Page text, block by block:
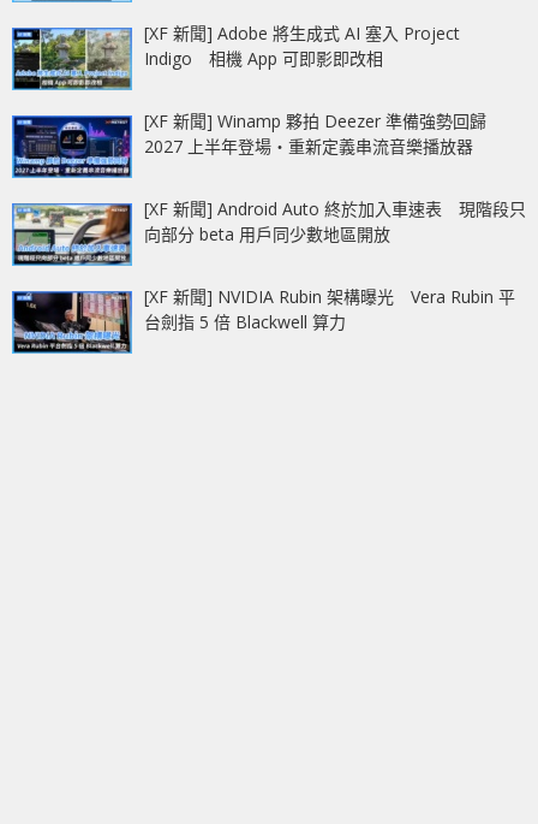
[XF 新聞] Adobe 將生成式 AI 塞入 Project
Indigo 相機 App 可即影即改相
[XF 新聞] Winamp 夥拍 Deezer 準備強勢回歸
2027 上半年登場‧重新定義串流音樂播放器
[XF 新聞] Android Auto 終於加入車速表 現階段只
向部分 beta 用戶同少數地區開放
[XF 新聞] NVIDIA Rubin 架構曝光 Vera Rubin 平
台劍指 5 倍 Blackwell 算力